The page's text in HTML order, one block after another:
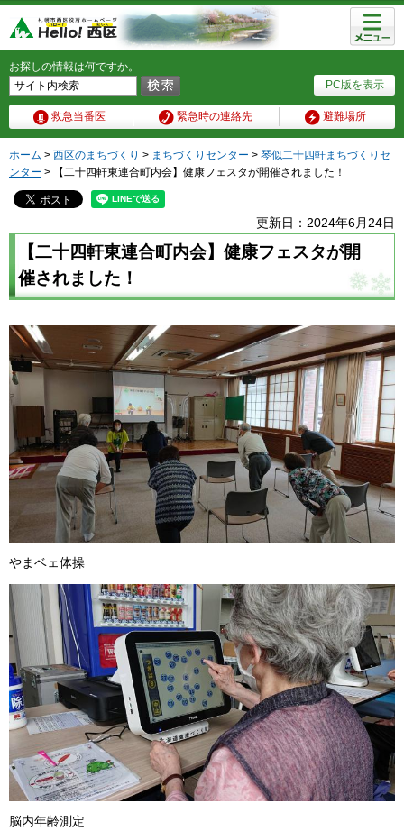
PC版を表示
お探しの情報は何ですか。
救急当番医 緊急時の連絡先 避難場所
メニュ
ー
ホーム > 西区のまちづくり > まちづくりセンター > 琴似二十四軒まちづくりセ
ンター > 【二十四軒東連合町内会】健康フェスタが開催されました！
更新日：2024年6月24日
【二十四軒東連合町内会】健康フェスタが開
催されました！
やまベェ体操
脳内年齢測定